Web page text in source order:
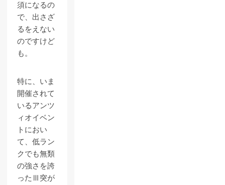
須になるの
で、出さざ
るをえない
のですけど
も。
特に、いま
開催されて
いるアンツ
ィオイベン
トにおい
て、低ラン
クでも無類
の強さを誇
ったⅢ突が